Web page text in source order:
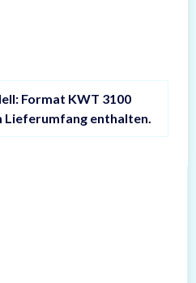
Format KWT 3100
Lieferumfang enthalten.